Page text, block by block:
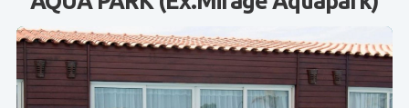
Почивки от София/Пловдив/Бургас
Самолетни билети
Визи